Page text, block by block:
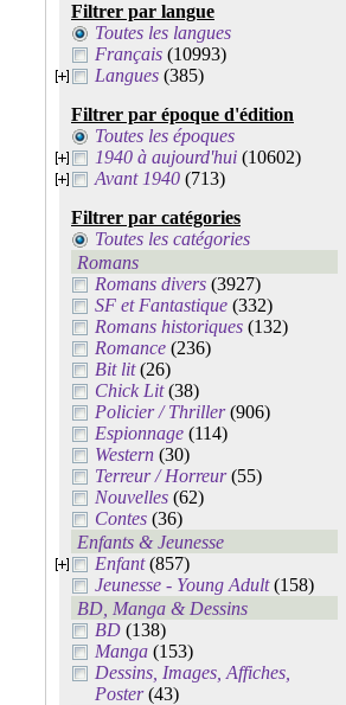
Filtrer par langue
Toutes les langues
Français (10993)
Langues (385)
Filtrer par époque d'édition
Toutes les époques
1940 à aujourd'hui (10602)
Avant 1940 (713)
Filtrer par catégories
Toutes les catégories
Romans
Romans divers (3927)
SF et Fantastique (332)
Romans historiques (132)
Romance (236)
Bit lit(26)
Chick Lit(38)
Policier / Thriller(906)
Espionnage (114)
Western (30)
Terreur / Horreur(55)
Nouvelles (62)
Contes (36)
Enfants & Jeunesse
Enfant(857)
Jeunesse - Young Adult(158)
BD, Manga & Dessins
BD (138)
Manga (153)
Dessins, Images, Affiches,
Poster(43)